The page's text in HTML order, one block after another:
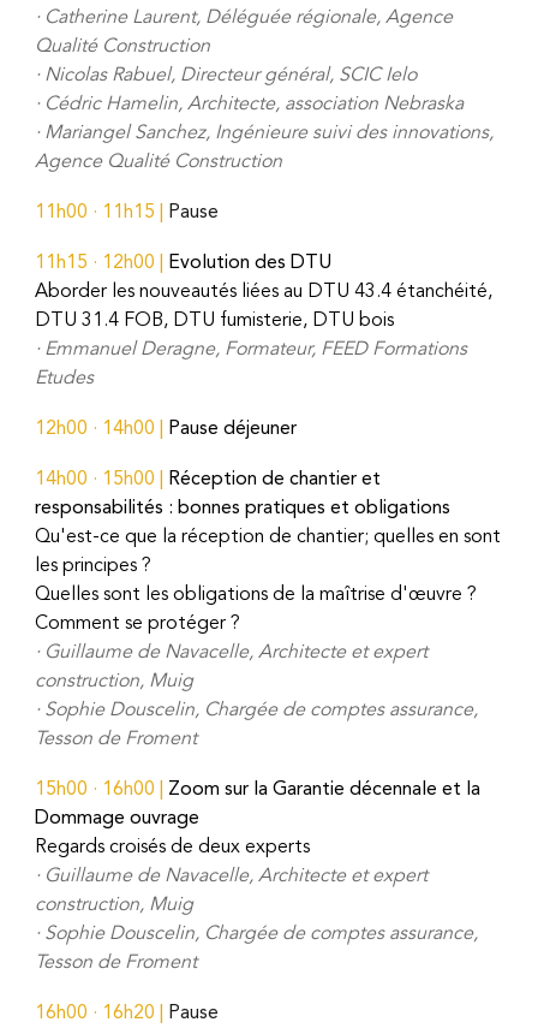
· Catherine Laurent, Déléguée régionale, Agence
Qualité Construction
· Nicolas Rabuel, Directeur général, SCIC Ielo
· Cédric Hamelin, Architecte, association Nebraska
· Mariangel Sanchez, Ingénieure suivi des innovations,
Agence Qualité Construction
1 1h00 · 11h15 | Pause
11h15 · 12h00
Evolution des DTU
Aborder les nouveautés liées au DTU 43.4 étanchéité,
DTU 31.4 FOB, DTU fumisterie, DTU bois
· Emmanuel Deragne, Formateur, FEED Formations
Etudes
12h00 · 14h00 Pause déjeuner
14h00 · 15h00
Réception de chantier et
responsabilités : bonnes pratiques et obligations
Qu'est-ce que la réception de chantier; quelles en sont
les principes ?
Quelles sont les obligations de la maîtrise d'œuvre ?
Comment se protéger ?
· Guillaume de Navacelle, Architecte et expert
construction, Muig
· Sophie Douscelin, Chargée de comptes assurance,
Tesson de Froment
15h00 · 16h00
Zoom sur la Garantie décennale et la
Dommage ouvrage
Regards croisés de deux experts
· Guillaume de Navacelle,Architecte et expert
construction, Muig
· Sophie Douscelin, Chargée de comptes assurance,
Tesson de Froment
16h00 · 16h20 Pause